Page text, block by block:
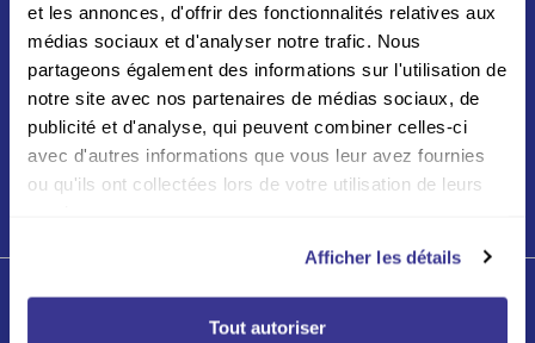
et les annonces, d'offrir des fonctionnalités relatives aux
médias sociaux et d'analyser notre trafic. Nous
partageons également des informations sur l'utilisation de
notre site avec nos partenaires de médias sociaux, de
publicité et d'analyse, qui peuvent combiner celles-ci
avec d'autres informations que vous leur avez fournies
ou qu'ils ont collectées lors de votre utilisation de leurs
Afficher les détails
Tout autoriser
Né du partenariat entre La Poste et Swiss Post en
2012, Asendia s'appuie sur un réseau mondial vers
plus de 200 destinations aux quatres coins du
monde